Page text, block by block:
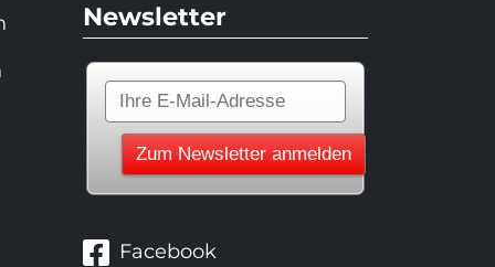
Newsletter
Facebook